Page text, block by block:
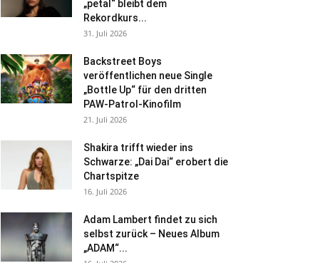
„petal“ bleibt dem
Rekordkurs...
31. Juli 2026
Backstreet Boys
veröffentlichen neue Single
„Bottle Up“ für den dritten
PAW-Patrol-Kinofilm
21. Juli 2026
Shakira trifft wieder ins
Schwarze: „Dai Dai“ erobert die
Chartspitze
16. Juli 2026
Adam Lambert findet zu sich
selbst zurück – Neues Album
„ADAM“...